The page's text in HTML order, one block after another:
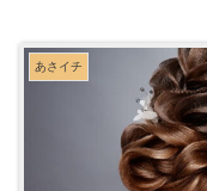
あさイチ